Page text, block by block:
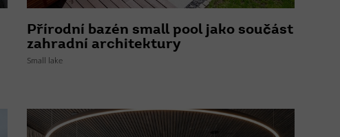
Přírodní bazén small pool jako součást
zahradní architektury
Small lake